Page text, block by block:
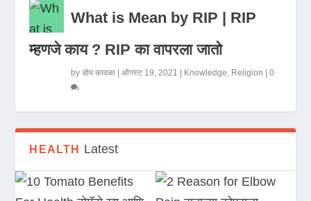
What is Mean by RIP | RIP
म्हणजे काय ? RIP का वापरला जातो
byडोम कावळा |ऑगस्ट 19, 2021 Knowledge, Religion |0
HEALTH Latest